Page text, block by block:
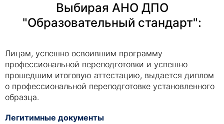
Выбирая АНО ДПО
"Образовательный стандарт":
Лицам, успешно освоившим программу
профессиональной переподготовки и успешно
прошедшим итоговую аттестацию, выдается диплом
о профессиональной переподготовке установленного
образца.
Легитимные документы